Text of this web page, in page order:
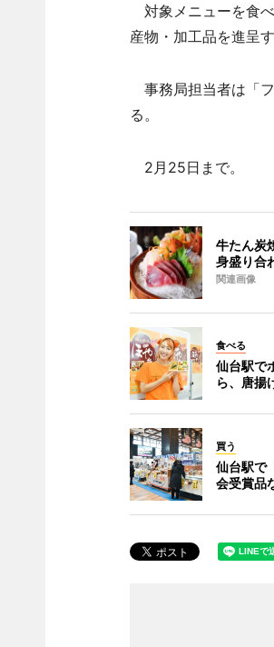
対象メニューを食
産物・加工品を進呈
事務局担当者は「
る。
2月25日まで。
牛たん炭
身盛り合
関連画像
食べる
仙台駅で
ら、唐揚
買う
仙台駅で
会受賞品